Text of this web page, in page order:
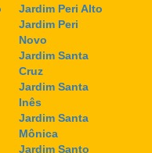
Jardim Peri Alto
Jardim Peri
Novo
Jardim Santa
Cruz
Jardim Santa
Inês
Jardim Santa
Mônica
Jardim Santo